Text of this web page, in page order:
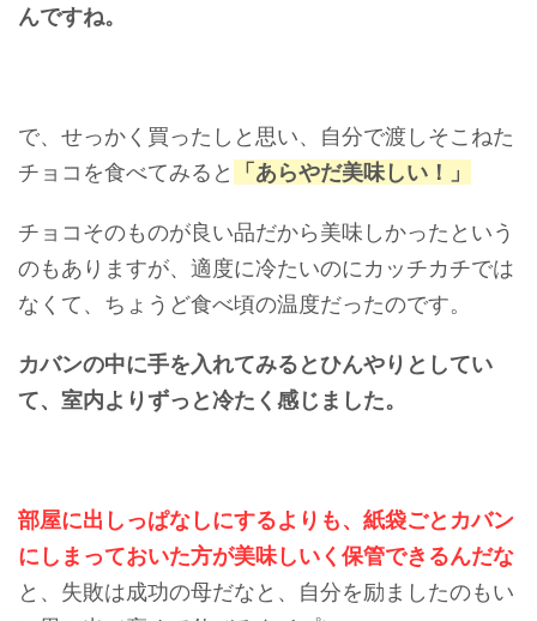
んですね。
で、せっかく買ったしと思い、自分で渡しそこねた
チョコを食べてみると
「あらやだ美味しい！」
チョコそのものが良い品だから美味しかったという
のもありますが、適度に冷たいのにカッチカチでは
なくて、ちょうど食べ頃の温度だったのです。
カバンの中に手を入れてみるとひんやりとしてい
て、室内よりずっと冷たく感じました。
部屋に出しっぱなしにするよりも、紙袋ごとカバン
にしまっておいた方が美味しいく保管できるんだな
と、失敗は成功の母だなと、自分を励ましたのもい